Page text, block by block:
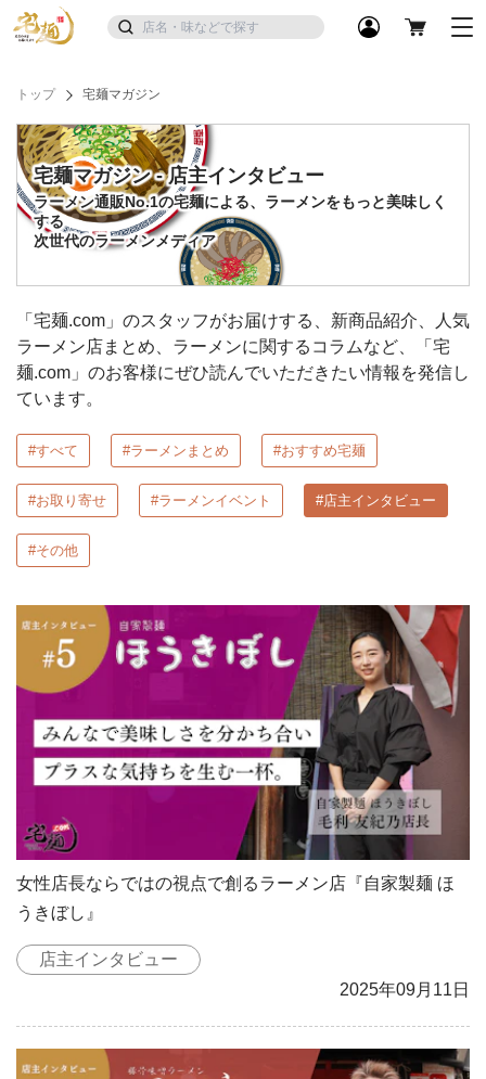
トップ 宅麺マガジン
宅麺マガジン - 店主インタビュー
ラーメン通販No.1の宅麺による、ラーメンをもっと美味しく
する
次世代のラーメンメディア
「宅麺.com」のスタッフがお届けする、新商品紹介、人気
ラーメン店まとめ、ラーメンに関するコラムなど、「宅
麺.com」のお客様にぜひ読んでいただきたい情報を発信し
ています。
#すべて #ラーメンまとめ #おすすめ宅麺
#お取り寄せ #ラーメンイベント #店主インタビュー
#その他
女性店長ならではの視点で創るラーメン店『自家製麺 ほ
うきぼし』
店主インタビュー
2025年09月11日